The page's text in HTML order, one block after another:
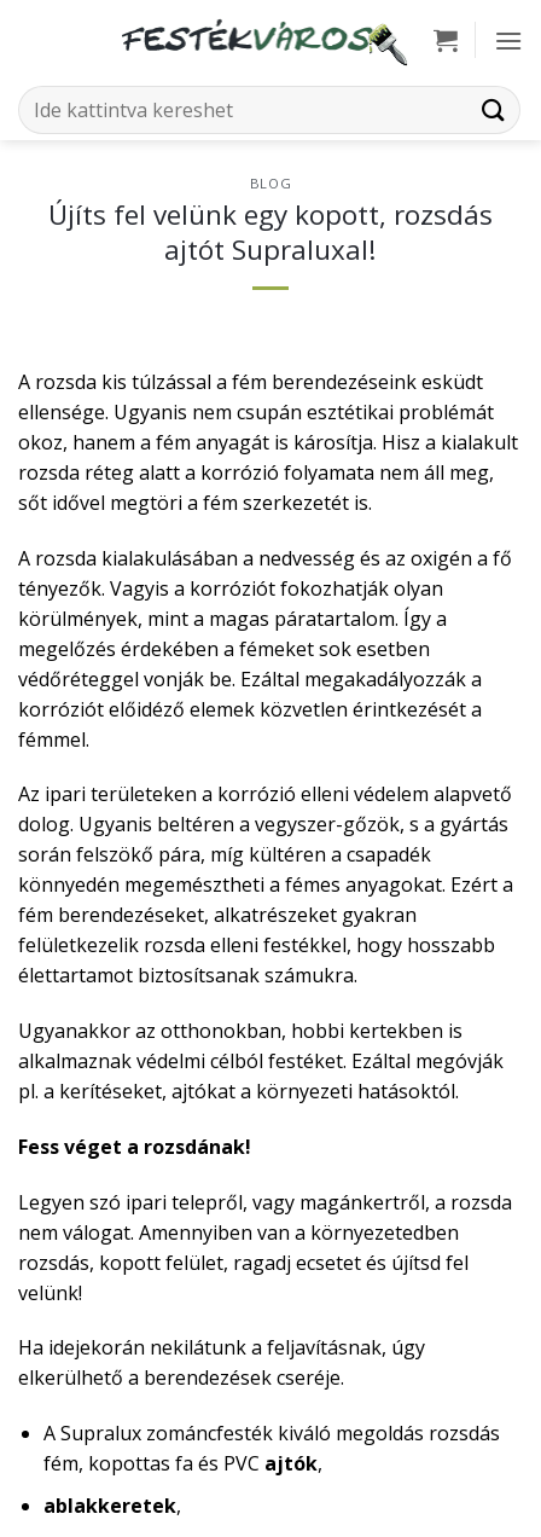
Keresés
a
BLOG
Újíts fel velünk egy kopott, rozsdás
ajtót Supraluxal!
A rozsda kis túlzással a fém berendezéseink esküdt
ellensége. Ugyanis nem csupán esztétikai problémát
okoz, hanem a fém anyagát is károsítja. Hisz a kialakult
rozsda réteg alatt a korrózió folyamata nem áll meg,
sőt idővel megtöri a fém szerkezetét is.
A rozsda kialakulásában a nedvesség és az oxigén a fő
tényezők. Vagyis a korróziót fokozhatják olyan
körülmények, mint a magas páratartalom. Így a
megelőzés érdekében a fémeket sok esetben
védőréteggel vonják be. Ezáltal megakadályozzák a
korróziót előidéző elemek közvetlen érintkezését a
fémmel.
Az ipari területeken a korrózió elleni védelem alapvető
dolog. Ugyanis beltéren a vegyszer-gőzök, s a gyártás
során felszökő pára, míg kültéren a csapadék
könnyedén megemésztheti a fémes anyagokat. Ezért a
fém berendezéseket, alkatrészeket gyakran
felületkezelik rozsda elleni festékkel, hogy hosszabb
élettartamot biztosítsanak számukra.
Ugyanakkor az otthonokban, hobbi kertekben is
alkalmaznak védelmi célból festéket. Ezáltal megóvják
pl. a kerítéseket, ajtókat a környezeti hatásoktól.
Fess véget a rozsdának!
Legyen szó ipari telepről, vagy magánkertről, a rozsda
nem válogat. Amennyiben van a környezetedben
rozsdás, kopott felület, ragadj ecsetet és újítsd fel
velünk!
Ha idejekorán nekilátunk a feljavításnak, úgy
elkerülhető a berendezések cseréje.
A Supralux zománcfesték kiváló megoldás rozsdás
fém, kopottas fa és PVC ajtók,
ablakkeretek,